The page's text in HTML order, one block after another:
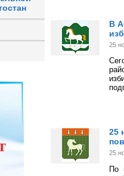
В
25
25
25
По